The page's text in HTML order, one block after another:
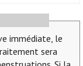
immédiate, le
sera